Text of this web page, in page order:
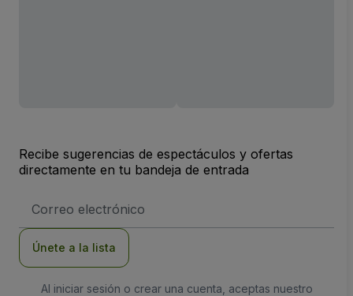
Recibe sugerencias de espectáculos y ofertas
directamente en tu bandeja de entrada
de
Únete a la lista
Al iniciar sesión o crear una cuenta, aceptas nuestro